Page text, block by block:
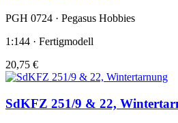
PGH 0724 · Pegasus Hobbies
1:144 · Fertigmodell
20,75 €
SdKFZ 251/9 & 22,